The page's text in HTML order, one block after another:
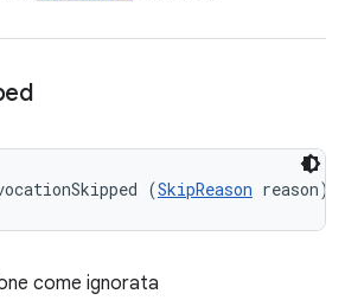
(SkipReason reason)
come ignorata